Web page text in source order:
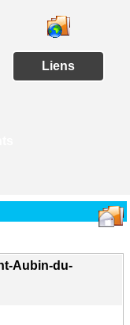
Liens
Aubin-du-